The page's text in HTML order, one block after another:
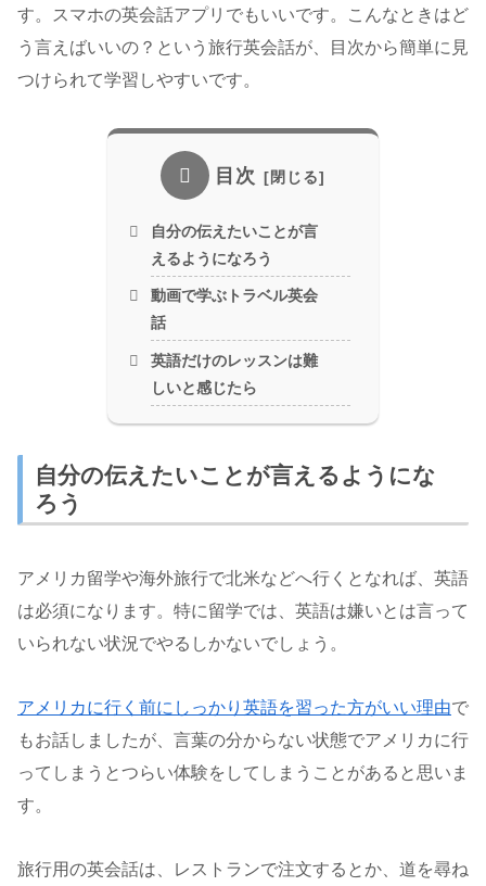
す。スマホの英会話アプリでもいいです。こんなときはど
う言えばいいの？という旅行英会話が、目次から簡単に見
つけられて学習しやすいです。
目次
自分の伝えたいことが言
えるようになろう
動画で学ぶトラベル英会
話
英語だけのレッスンは難
しいと感じたら
自分の伝えたいことが言えるようにな
ろう
アメリカ留学や海外旅行で北米などへ行くとなれば、英語
は必須になります。特に留学では、英語は嫌いとは言って
いられない状況でやるしかないでしょう。
アメリカに行く前にしっかり英語を習った方がいい理由で
もお話しましたが、言葉の分からない状態でアメリカに行
ってしまうとつらい体験をしてしまうことがあると思いま
す。
旅行用の英会話は、レストランで注文するとか、道を尋ね